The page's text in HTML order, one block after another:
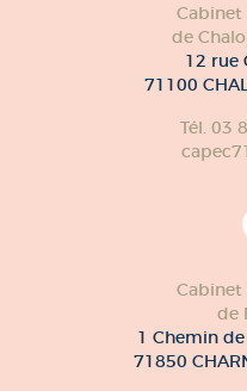
de
12 rue
71100
Tél. 03
de
1 Chemin
71850